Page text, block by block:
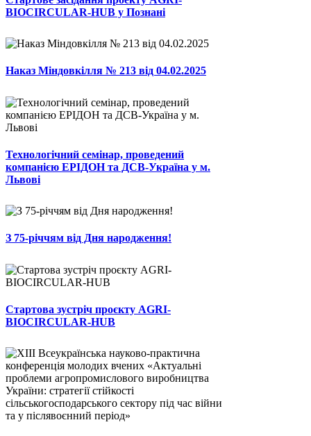
BIOCIRCULAR-HUB у Познані
Наказ Міндовкілля № 213 від 04.02.2025
Технологічний семінар, проведений
компанією ЕРІДОН та ДСВ-Україна у м.
Львові
З 75-річчям від Дня народження!
Стартова зустріч проєкту AGRI-
BIOCIRCULAR-HUB